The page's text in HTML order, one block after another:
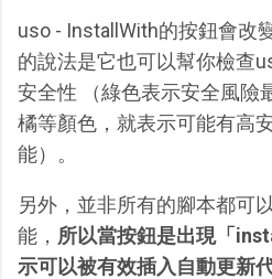
uso - InstallWith的按鈕會改
的說法是它也可以幫你檢查
安全性 （綠色表示安全風險
橘等顏色，就表示可能有高
能）。
另外，並非所有的腳本都可
能， 所以當按鈕是出現「
示可以被有效插入自動更新